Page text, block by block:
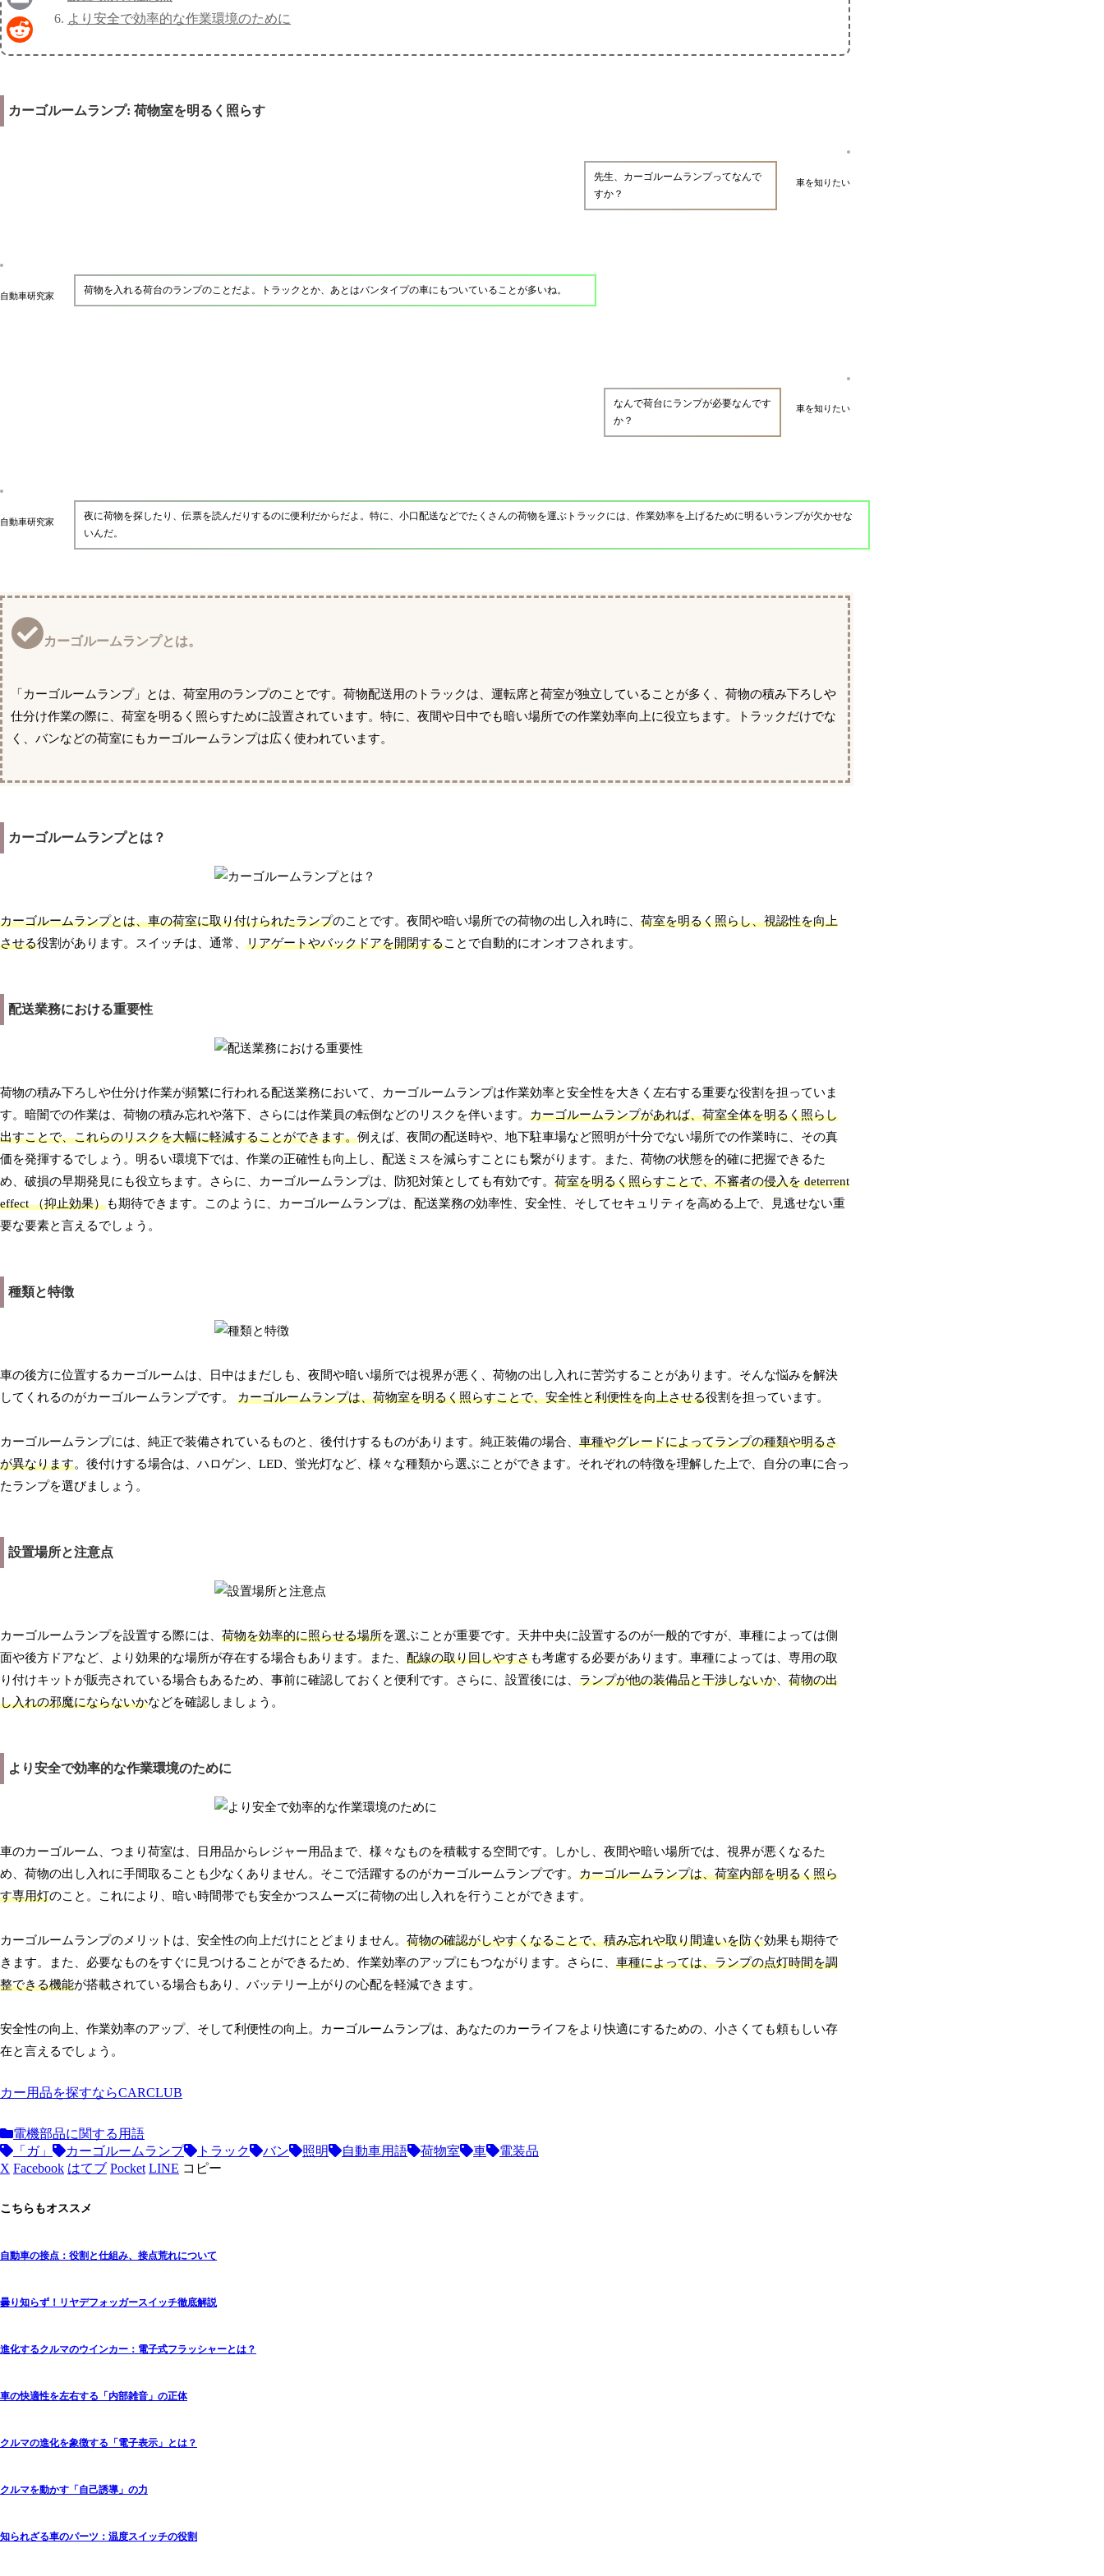
より安全で効率的な作業環境のために
カーゴルームランプ: 荷物室を明るく照らす
車を知りたい
先生、カーゴルームランプってなんで
すか？
自動車研究家 荷物を入れる荷台のランプのことだよ。トラックとか、あとはバンタイプの車にもついていることが多いね。
車を知りたい
なんで荷台にランプが必要なんです
か？
自動車研究家
夜に荷物を探したり、伝票を読んだりするのに便利だからだよ。特に、小口配送などでたくさんの荷物を運ぶトラックには、作業効率を上げるために明るいランプが欠かせな
いんだ。
カーゴルームランプとは。
「カーゴルームランプ」とは、荷室用のランプのことです。荷物配送用のトラックは、運転席と荷室が独立していることが多く、荷物の積み下ろしや
仕分け作業の際に、荷室を明るく照らすために設置されています。特に、夜間や日中でも暗い場所での作業効率向上に役立ちます。トラックだけでな
く、バンなどの荷室にもカーゴルームランプは広く使われています。
カーゴルームランプとは？
カーゴルームランプとは、車の荷室に取り付けられたランプのことです。夜間や暗い場所での荷物の出し入れ時に、 荷室を明るく照らし、視認性を向上
させる役割があります。スイッチは、通常、 リアゲートやバックドアを開閉することで自動的にオンオフされます。
配送業務における重要性
荷物の積み下ろしや仕分け作業が頻繁に行われる配送業務において、カーゴルームランプは作業効率と安全性を大きく左右する重要な役割を担っていま
す。暗闇での作業は、荷物の積み忘れや落下、さらには作業員の転倒などのリスクを伴います。 カーゴルームランプがあれば、荷室全体を明るく照らし
出すことで、これらのリスクを大幅に軽減することができます。例えば、夜間の配送時や、地下駐車場など照明が十分でない場所での作業時に、その真
価を発揮するでしょう。明るい環境下では、作業の正確性も向上し、配送ミスを減らすことにも繋がります。また、荷物の状態を的確に把握できるた
め、破損の早期発見にも役立ちます。さらに、カーゴルームランプは、防犯対策としても有効です。 荷室を明るく照らすことで、不審者の侵入を deterrent
effect （抑止効果）も期待できます。このように、カーゴルームランプは、配送業務の効率性、安全性、そしてセキュリティを高める上で、見逃せない重
要な要素と言えるでしょう。
種類と特徴
車の後方に位置するカーゴルームは、日中はまだしも、夜間や暗い場所では視界が悪く、荷物の出し入れに苦労することがあります。そんな悩みを解決
してくれるのがカーゴルームランプです。 カーゴルームランプは、荷物室を明るく照らすことで、安全性と利便性を向上させる役割を担っています。
カーゴルームランプには、純正で装備されているものと、後付けするものがあります。純正装備の場合、 車種やグレードによってランプの種類や明るさ
が異なります。後付けする場合は、ハロゲン、LED、蛍光灯など、様々な種類から選ぶことができます。それぞれの特徴を理解した上で、自分の車に合っ
たランプを選びましょう。
設置場所と注意点
カーゴルームランプを設置する際には、 荷物を効率的に照らせる場所を選ぶことが重要です。天井中央に設置するのが一般的ですが、車種によっては側
面や後方ドアなど、より効果的な場所が存在する場合もあります。また、 配線の取り回しやすさも考慮する必要があります。車種によっては、専用の取
り付けキットが販売されている場合もあるため、事前に確認しておくと便利です。さらに、設置後には、 ランプが他の装備品と干渉しないか
荷物の出
し入れの邪魔にならないかなどを確認しましょう。
より安全で効率的な作業環境のために
車のカーゴルーム、つまり荷室は、日用品からレジャー用品まで、様々なものを積載する空間です。しかし、夜間や暗い場所では、視界が悪くなるた
め、荷物の出し入れに手間取ることも少なくありません。そこで活躍するのがカーゴルームランプです。 カーゴルームランプは、荷室内部を明るく照ら
す専用灯のこと。これにより、暗い時間帯でも安全かつスムーズに荷物の出し入れを行うことができます。
カーゴルームランプのメリットは、安全性の向上だけにとどまりません。 荷物の確認がしやすくなることで、積み忘れや取り間違いを防ぐ効果も期待で
きます。また、必要なものをすぐに見つけることができるため、作業効率のアップにもつながります。さらに、 車種によっては、ランプの点灯時間を調
整できる機能が搭載されている場合もあり、バッテリー上がりの心配を軽減できます。
安全性の向上、作業効率のアップ、そして利便性の向上。カーゴルームランプは、あなたのカーライフをより快適にするための、小さくても頼もしい存
在と言えるでしょう。
カー用品を探すならCARCLUB
電機部品に関する用語
「ガ」
カーゴルームランプ トラック バン 照明 自動車用語 荷物室 車
電装品
X Facebook はてブ Pocket LINE コピー
こちらもオススメ
自動車の接点：役割と仕組み、接点荒れについて
曇り知らず！リヤデフォッガースイッチ徹底解説
進化するクルマのウインカー：電子式フラッシャーとは？
車の快適性を左右する「内部雑音」の正体
クルマの進化を象徴する「電子表示」とは？
クルマを動かす「自己誘導」の力
知られざる車のパーツ：温度スイッチの役割
Email
Reddit